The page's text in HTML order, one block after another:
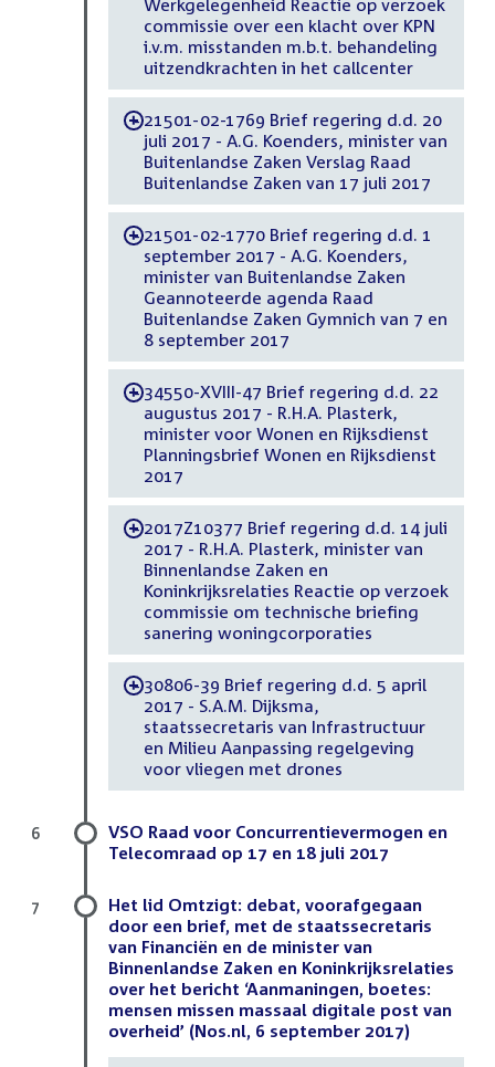
Werkgelegenheid Reactie op verzoek
commissie over een klacht over KPN
i.v.m. misstanden m.b.t. behandeling
uitzendkrachten in het callcenter
-21501-02-1769 Brief regering d.d. 20
juli 2017 - A.G. Koenders, minister van
Buitenlandse Zaken Verslag Raad
Buitenlandse Zaken van 17 juli 2017
-21501-02-1770 Brief regering d.d. 1
september 2017 - A.G. Koenders,
minister van Buitenlandse Zaken
Geannoteerde agenda Raad
Buitenlandse Zaken Gymnich van 7 en
8 september 2017
-34550-XVIII-47 Brief regering d.d. 22
augustus 2017 - R.H.A. Plasterk,
minister voor Wonen en Rijksdienst
Planningsbrief Wonen en Rijksdienst
2017
-2017Z10377 Brief regering d.d. 14 juli
2017 - R.H.A. Plasterk, minister van
Binnenlandse Zaken en
Koninkrijksrelaties Reactie op verzoek
commissie om technische briefing
sanering woningcorporaties
-30806-39 Brief regering d.d. 5 april
2017 - S.A.M. Dijksma,
staatssecretaris van Infrastructuur
en Milieu Aanpassing regelgeving
voor vliegen met drones
VSO Raad voor Concurrentievermogen en
Telecomraad op 17 en 18 juli 2017
6
Het lid Omtzigt: debat, voorafgegaan
door een brief, met de staatssecretaris
van Financiën en de minister van
Binnenlandse Zaken en Koninkrijksrelaties
over het bericht ‘Aanmaningen, boetes:
mensen missen massaal digitale post van
overheid’ (Nos.nl, 6 september 2017)
7